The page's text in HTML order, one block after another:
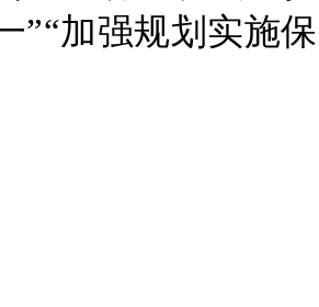
”“加强规划实施